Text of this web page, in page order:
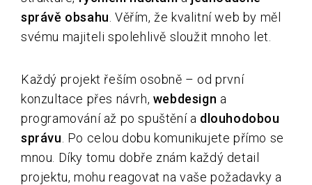
správě obsahu . Věřím, že kvalitní web by měl
svému majiteli spolehlivě sloužit mnoho let.
Každý projekt řeším osobně – od první
konzultace přes návrh, webdesign a
programování až po spuštění a dlouhodobou
správu . Po celou dobu komunikujete přímo se
mnou. Díky tomu dobře znám každý detail
projektu, mohu reagovat na vaše požadavky a